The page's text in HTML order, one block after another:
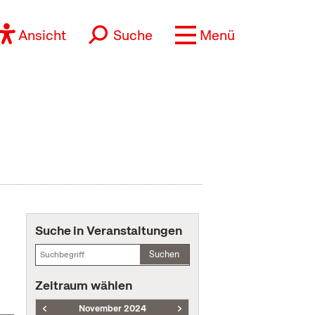
Ansicht Suche Menü
Suche in Veranstaltungen
Suchen
Zeitraum wählen
November 2024